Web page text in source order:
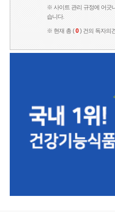
※ 사이트 관리 규정에 어긋
습니다.
※ 현재 총 (0) 건의 독자의